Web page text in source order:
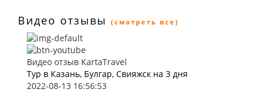
Видео отзывы (смотреть все)
Видео отзыв KartaTravel
Тур в Казань, Булгар, Свияжск на 3 дня
2022-08-13 16:56:53